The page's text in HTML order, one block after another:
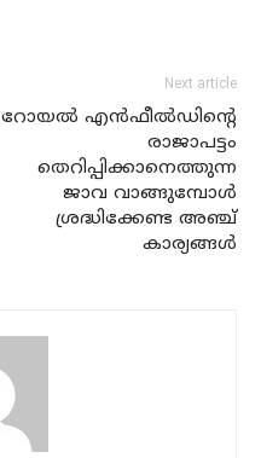
Next article
റോയല്‍ എന്‍ഫീല്‍ഡിന്റെ
രാജാപട്ടം
തെറിപ്പിക്കാനെത്തുന്ന
ജാവ വാങ്ങുമ്പോള്‍
ശ്രദ്ധിക്കേണ്ട അഞ്ച്
കാര്യങ്ങള്‍